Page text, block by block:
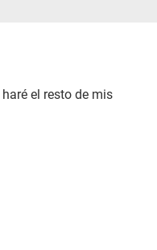
el resto de mis